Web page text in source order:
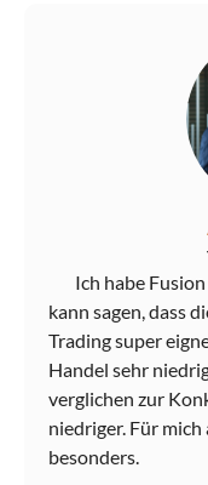
Ich habe
kann sagen, dass
Trading super
Handel sehr
verglichen zur
niedriger. Für mich
besonders.